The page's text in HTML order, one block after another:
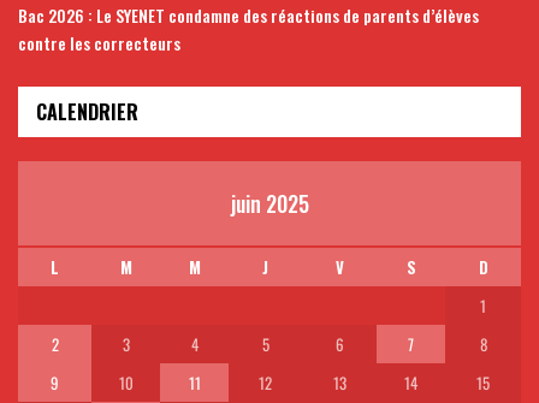
Bac 2026 : Le SYENET condamne des réactions de parents d’élèves
contre les correcteurs
CALENDRIER
juin 2025
L M M J V S
D
1
2
3 4 5 6 7
8
9
10 11 12 13 14
15